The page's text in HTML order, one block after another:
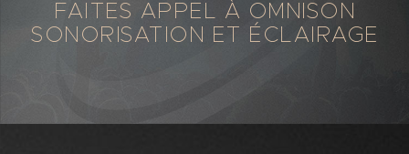
FAITES APPEL À OMNISON
SONORISATION ET ÉCLAIRAGE